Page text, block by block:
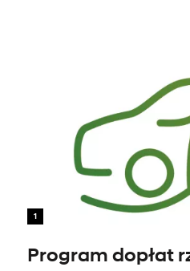
1
Program dopłat